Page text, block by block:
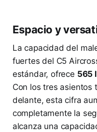
Espacio y
La capacidad del
fuertes del C5
estándar, ofrece 565
Con los tres asientos
delante, esta cifra
completamente la
alcanza una